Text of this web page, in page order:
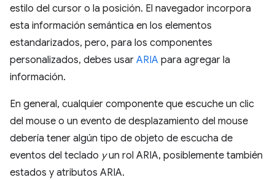
estilo del cursor o la posición. El navegador incorpora
esta información semántica en los elementos
estandarizados, pero, para los componentes
personalizados, debes usar ARIA para agregar la
información.
En general, cualquier componente que escuche un clic
del mouse o un evento de desplazamiento del mouse
debería tener algún tipo de objeto de escucha de
eventos del teclado yun rol ARIA, posiblemente también
estados y atributos ARIA.